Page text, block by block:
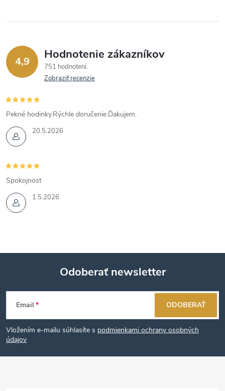
4,9 Hodnotenie zákazníkov
751 hodnotení
Zobraziť recenzie
20.5.2026
Pekné hodinky.Rýchle doručenie.Ďakujem.
1.5.2026
Spokojnost
Z
á
p
Odoberať newsletter
Email
Vložením e-mailu súhlasíte s podmienkami ochrany osobných
údajov
ODOBERAŤ